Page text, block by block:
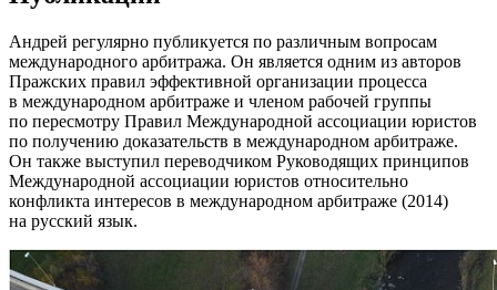
Андрей регулярно публикуется по различным вопросам
международного арбитража. Он является одним из авторов
Пражских правил эффективной организации процесса
в международном арбитраже и членом рабочей группы
по пересмотру Правил Международной ассоциации юристов
по получению доказательств в международном арбитраже.
Он также выступил переводчиком Руководящих принципов
Международной ассоциации юристов относительно
конфликта интересов в международном арбитраже (2014)
на русский язык.